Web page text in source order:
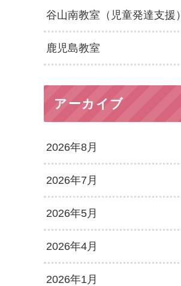
谷山南教室（児童発達支援）
鹿児島教室
アーカイブ
2026年8月
2026年7月
2026年5月
2026年4月
2026年1月